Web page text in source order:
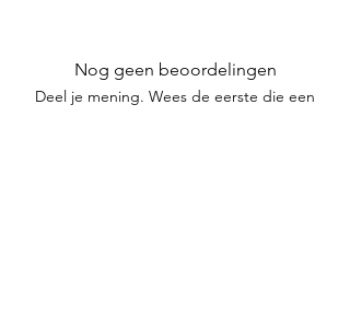
Nog geen beoordelingen
Deel je mening. Wees de eerste die een